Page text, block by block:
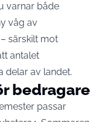
varnar både
våg av
särskilt mot
antalet
delar av landet.
bedragare
passar